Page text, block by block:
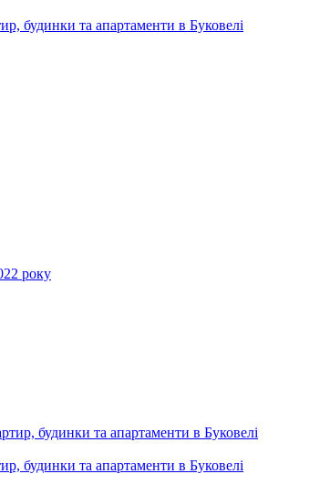
будинки та апартаменти в Буковелі
року
будинки та апартаменти в Буковелі